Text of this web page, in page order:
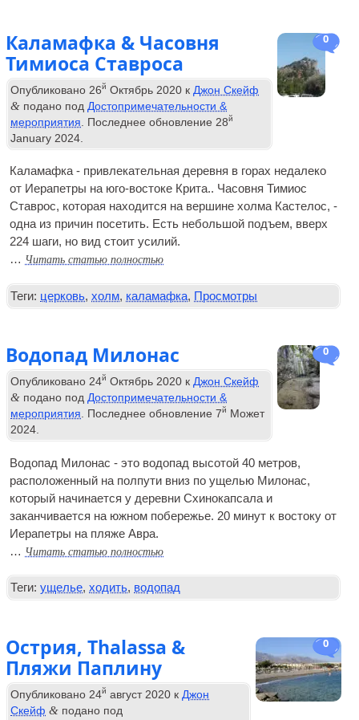
0
Каламафка & Часовня
Тимиоса Ставроса
Опубликовано 26й Октябрь 2020 к Джон Скейф
& подано под Достопримечательности &
мероприятия . Последнее обновление 28й
January 2024
Каламафка - привлекательная деревня в горах недалеко
от Иерапетры на юго-востоке Крита.. Часовня Тимиос
Ставрос, которая находится на вершине холма Кастелос, -
одна из причин посетить. Есть небольшой подъем, вверх
224 шаги, но вид стоит усилий.
… Читать статью полностью
Теги: церковь,холм, каламафка, Просмотры
0
Водопад Милонас
Опубликовано 24й Октябрь 2020 к Джон Скейф
& подано под Достопримечательности &
мероприятия . Последнее обновление7й Может
2024
Водопад Милонас - это водопад высотой 40 метров,
расположенный на полпути вниз по ущелью Милонас,
который начинается у деревни Схинокапсала и
заканчивается на южном побережье. 20 минут к востоку от
Иерапетры на пляже Авра.
… Читать статью полностью
Теги: ущелье,ходить, водопад
0
Острия, Thalassa &
Пляжи Паплину
Опубликовано 24й август 2020 к Джон
Скейф & подано под